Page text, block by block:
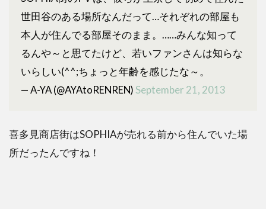
世田谷のある場所なんだって…それぞれの部屋も
本人が住んでる部屋そのまま。……みんな知って
るんや～と思てたけど、若いファンさんは知らな
いらしい(^^;ちょっと年齢を感じたな～。
— A-YA (@AYAtoRENREN)September 21, 2013
喜多見商店街はSOPHIAが売れる前から住んでいた場
所だったんですね！